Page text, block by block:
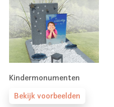
Kindermonumenten
Bekijk voorbeelden